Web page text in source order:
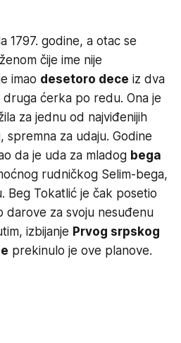
1797. godine, a otac se
čije ime nije
imao desetoro dece iz dva
druga ćerka po redu. Ona je
za jednu od najviđenijih
spremna za udaju. Godine
da je uda za mladog bega
rudničkog Selim-bega,
Beg Tokatlić je čak posetio
darove za svoju nesuđenu
izbijanje Prvog srpskog
prekinulo je ove planove.